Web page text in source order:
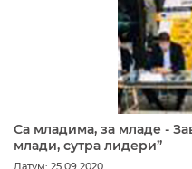
Са младима, за младе -
млади, сутра лидери”
Датум: 25.09.2020